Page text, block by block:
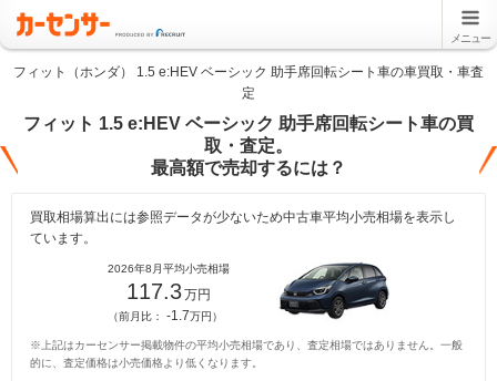
メニュー
フィット（ホンダ） 1.5 e:HEV ベーシック 助手席回転シート車の車買取・車査
定
フィット 1.5 e:HEV ベーシック 助手席回転シート車の買
取・査定。
最高額で売却するには？
買取相場算出には参照データが少ないため中古車平均小売相場を表示し
ています。
2026年8月平均小売相場
117.3万円
（前月比： -1.7万円）
※上記はカーセンサー掲載物件の平均小売相場であり、査定相場ではありません。一般
的に、査定価格は小売価格より低くなります。